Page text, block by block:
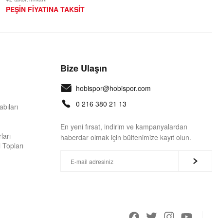
PEŞİN FİYATINA TAKSİT
Bize Ulaşın
hobispor@hobispor.com
0 216 380 21 13
En yeni fırsat, indirim ve kampanyalardan
haberdar olmak için bültenimize kayıt olun.